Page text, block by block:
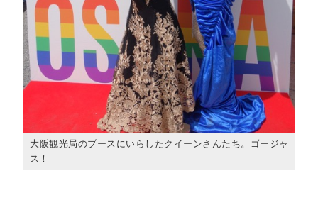
大阪観光局のブースにいらしたクイーンさんたち。ゴージャ
ス！